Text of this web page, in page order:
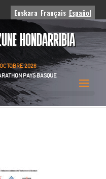
Euskara Français Español
HONDARRIBIA
2026
PAYS BASQUE